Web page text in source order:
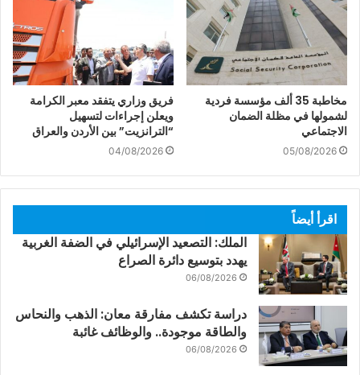
مخاطبة 35 ألف مؤسسة فردية
لشمولها في مظلة الضمان
الاجتماعي
05/08/2026
فريق وزاري يتفقد معبر الكرامة
ويعلن إجراءات لتسهيل
“الترانزيت” بين الأردن والعراق
04/08/2026
اقرأ أيضاً
الملك: التصعيد الإسرائيلي في الضفة الغربية
يهدد بتوسيع دائرة الصراع
06/08/2026
دراسة تكشف مفارقة معان: الذهب والنحاس
والطاقة موجودة.. والوظائف غائبة
06/08/2026